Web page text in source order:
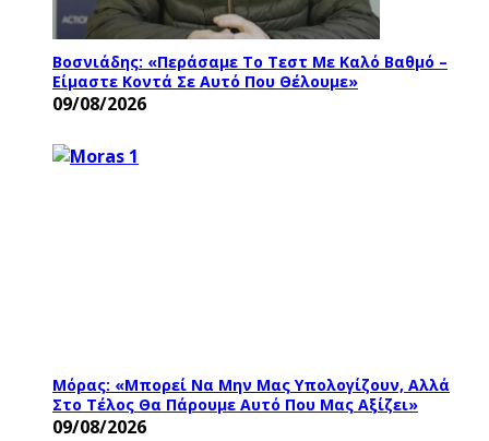
Βοσνιάδης: «Περάσαμε Το Τεστ Με Καλό Βαθμό –
Είμαστε Κοντά Σε Αυτό Που Θέλουμε»
09/08/2026
Μόρας: «Μπορεί Να Μην Μας Υπολογίζουν, Αλλά
Στο Τέλος Θα Πάρουμε Αυτό Που Μας Αξίζει»
09/08/2026